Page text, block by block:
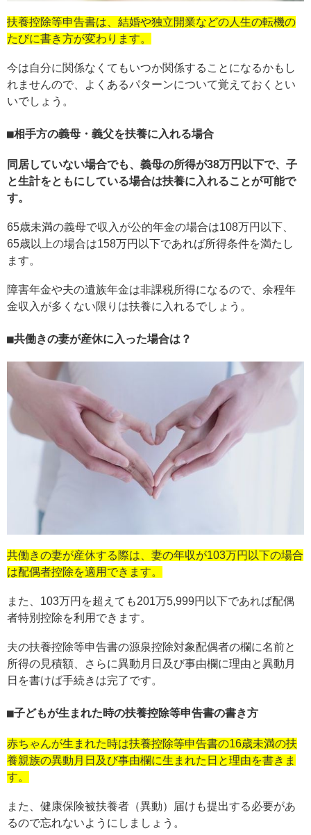
扶養控除等申告書は、結婚や独立開業などの人生の転機の
たびに書き方が変わります。
今は自分に関係なくてもいつか関係することになるかもし
れませんので、よくあるパターンについて覚えておくとい
いでしょう。
相手方の義母・義父を扶養に入れる場合
同居していない場合でも、義母の所得が38万円以下で、子
と生計をともにしている場合は扶養に入れることが可能で
す。
65歳未満の義母で収入が公的年金の場合は108万円以下、
65歳以上の場合は158万円以下であれば所得条件を満たし
ます。
障害年金や夫の遺族年金は非課税所得になるので、余程年
金収入が多くない限りは扶養に入れるでしょう。
共働きの妻が産休に入った場合は？
共働きの妻が産休する際は、妻の年収が103万円以下の場合
は配偶者控除を適用できます。
また、103万円を超えても201万5,999円以下であれば配偶
者特別控除を利用できます。
夫の扶養控除等申告書の源泉控除対象配偶者の欄に名前と
所得の見積額、さらに異動月日及び事由欄に理由と異動月
日を書けば手続きは完了です。
子どもが生まれた時の扶養控除等申告書の書き方
赤ちゃんが生まれた時は扶養控除等申告書の16歳未満の扶
養親族の異動月日及び事由欄に生まれた日と理由を書きま
す。
また、健康保険被扶養者（異動）届けも提出する必要があ
るので忘れないようにしましょう。